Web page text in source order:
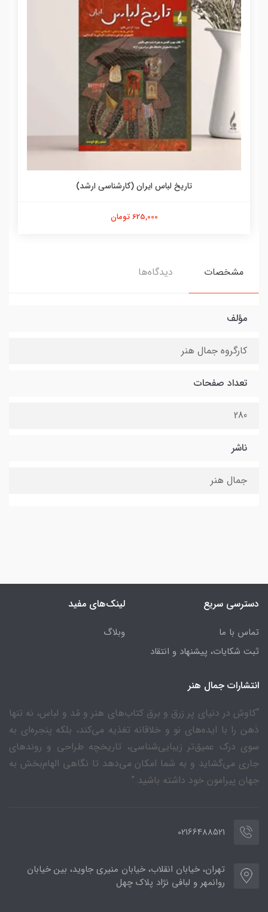
تاریخ لباس ایران (کارشناسی ارشد)
625,000 تومان
مشخصات دیدگاه‌ها
مؤلف
کارگروه جمال هنر
تعداد صفحات
280
ناشر
جمال هنر
دسترسی سریع
تماس با ما
ثبت شکایات، پیشنهاد و انتقاد
لینک‌های مفید
وبلاگ
انتشارات جمال هنر
“کاوش در دنیای پر زرق و برق کتاب‌های هنر و مُد و لباس، نه تنها
ذهن را با ایده‌های نو و خلاقانه تغذیه می‌کند، بلکه پنجره‌ای به
سوی درک عمیق‌تر زیبایی‌شناسی، تاریخچه طراحی و روندهای
جاری می‌گشاید و به شما امکان می‌دهد تا نگاهی الهام‌بخش به
جهان پیرامون خود داشته باشید.”
02166488521
تهران، خیابان انقلاب، خیابان منیری جاوید، بین خیابان
روانمهر و لبافی نژاد پلاک چهل